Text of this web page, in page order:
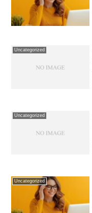
Uncategorized
Uncategorized
Uncategorized